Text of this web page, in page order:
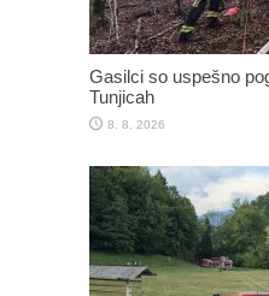
Gasilci so uspešno
Tunjicah
8. 8. 2026